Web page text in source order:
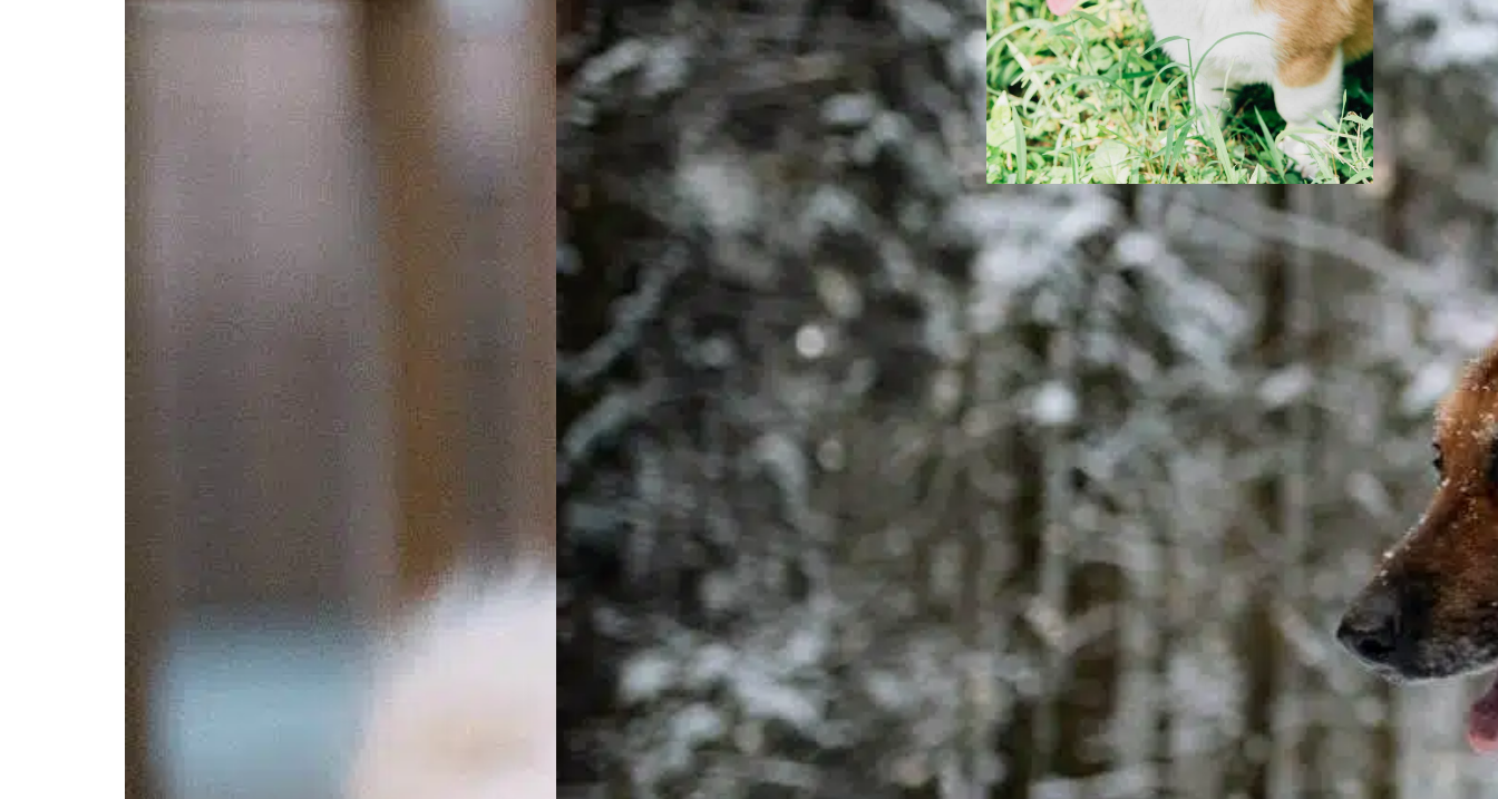
Welchen Abschluss
braucht man als
Tierarzt?
In Positives Hundetraining
Die Entscheidung für den Beruf des
Tierarztes ist ein edles Ziel, das eine tiefe
Liebe zu Tieren und den starken Wunsch,
ihnen zu helfen, voraussetzt. Der Weg zum
Tierarzt ist jedoch anspruchsvoll und
erfordert Hingabe, Ausbildung und eine
erhebliche Investition von Zeit und
Ressourcen. Für jeden, der diesen Berufsweg
in Betracht zieht, ist es wichtig,…
Find out more